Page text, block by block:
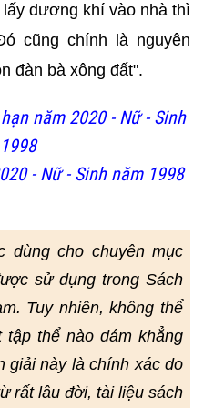
dương khí vào nhà thì
cũng chính là nguyên
đàn bà xông đất".
năm 2020 - Nữ - Sinh
- Nữ - Sinh năm 1998
dùng cho chuyên mục
sử dụng trong Sách
Tuy nhiên, không thể
thể nào dám khẳng
giải này là chính xác do
rất lâu đời, tài liệu sách